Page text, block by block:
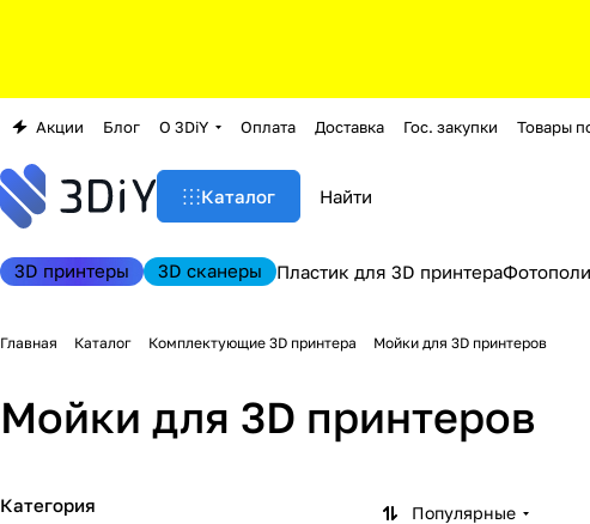
Акции Блог О 3DiY Оплата Доставка Гос. закупки Товары
Каталог
3D принтеры 3D сканеры Пластик для 3D принтера
Главная Каталог Комплектующие 3D принтера Мойки для 3D принтеров
Мойки для 3D принтеров
Популярные
Категория